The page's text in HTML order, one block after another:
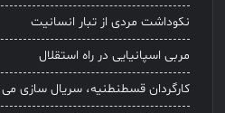
نکوداشت مردی از تبار انسانیت
مربی اسپانیایی در راه استقلال
کارگردان قسطنطنیه، سریال سازی